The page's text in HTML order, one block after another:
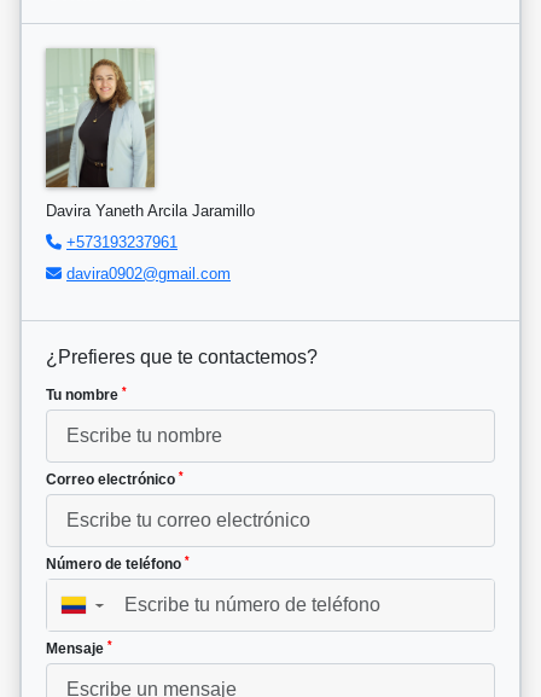
Davira Yaneth Arcila Jaramillo
+573193237961
davira0902@gmail.com
¿Prefieres que te contactemos?
Tu nombre *
Correo electrónico *
Número de teléfono *
▼
Mensaje *